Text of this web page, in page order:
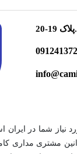
20
نیاز شما در
مشتری مداری